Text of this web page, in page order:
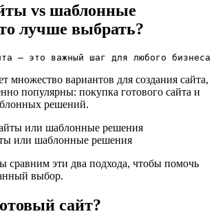
vs шаблонные
лучше выбрать?
— это важный шаг для любого бизнеса
множество вариантов для создания сайта,
популярны: покупка готового сайта и
решений.
или шаблонные решения
сравним эти два подхода, чтобы помочь
выбор.
сайт?